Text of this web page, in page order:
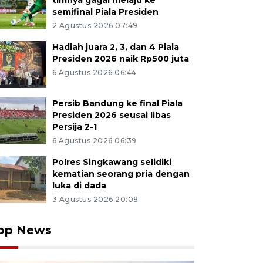
semifinal Piala Presiden
2 Agustus 2026 07:49
Hadiah juara 2, 3, dan 4 Piala
Presiden 2026 naik Rp500 juta
6 Agustus 2026 06:44
Persib Bandung ke final Piala
Presiden 2026 seusai libas
Persija 2-1
6 Agustus 2026 06:39
Polres Singkawang selidiki
kematian seorang pria dengan
luka di dada
3 Agustus 2026 20:08
News